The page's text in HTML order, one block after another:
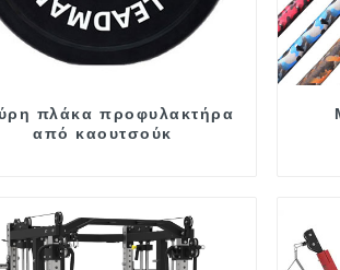
πλάκα προφυλακτήρα
από καουτσούκ